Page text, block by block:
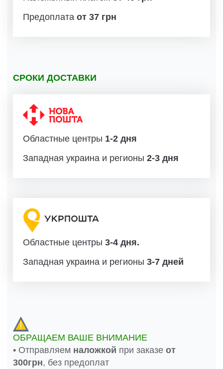
Предоплата от 37 грн
СРОКИ ДОСТАВКИ
Областные центры 1-2 дня
Западная украина и регионы 2-3 дня
Областные центры 3-4 дня.
Западная украина и регионы 3-7 дней
ОБРАЩАЕМ ВАШЕ ВНИМАНИЕ
• Отправляем наложкой при заказе от
300грн, без предоплат